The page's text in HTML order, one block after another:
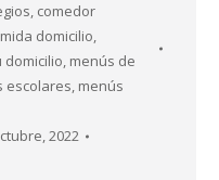
, comedor
domicilio,
domicilio, menús de
escolares, menús
2022